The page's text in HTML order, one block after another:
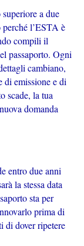
a due
l’ESTA è
compili il
passaporto. Ogni
cambiano,
di emissione e di
scade, la tua
domanda
entro due anni
la stessa data
sta per
prima di
di dover ripetere